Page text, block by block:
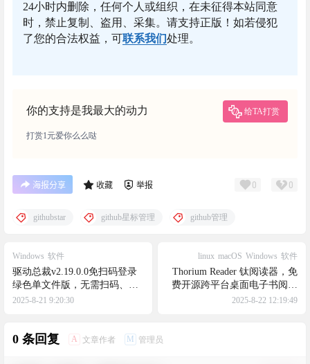
24小时内删除，任何个人或组织，在未征得本站同意
时，禁止复制、盗用、采集。请支持正版！如若侵犯
了您的合法权益，可联系我们处理。
你的支持是我最大的动力 给TA打赏
打赏1元爱你么么哒
海报分享 收藏 举报 0 0
githubstar github星标管理 github管理
Windows 软件
驱动总裁v2.19.0.0免扫码登录
绿色单文件版，无需扫码、无
广告集成网卡驱动
2025-8-21 9:20:30
linux macOS Windows 软件
Thorium Reader 钛阅读器，免
费开源跨平台桌面电子书阅读
器
2025-8-22 12:19:49
0 条回复 A 文章作者 M 管理员